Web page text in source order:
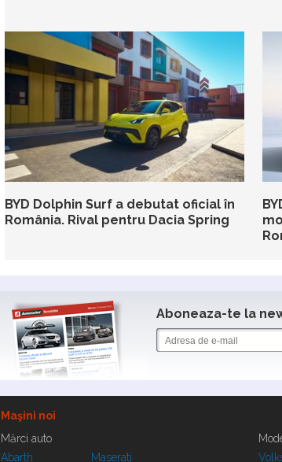
BYD Dolphin Surf a debutat oficial în
România. Rival pentru Dacia Spring
Aboneaza-te la
Maşini noi
Mărci auto
Abarth
Maserati